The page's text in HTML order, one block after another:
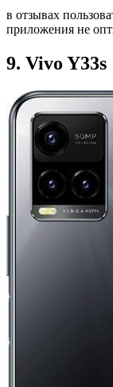
в отзывах
приложения не
9. Vivo Y33s